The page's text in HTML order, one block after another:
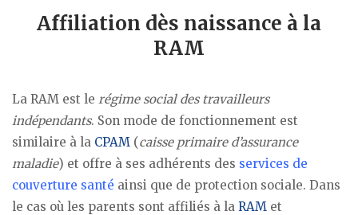
Affiliation dès naissance à la
RAM
La RAM est le régime social des travailleurs
indépendants. Son mode de fonctionnement est
similaire à la CPAM (caisse primaire d’assurance
maladie) et offre à ses adhérents des services de
couverture santé ainsi que de protection sociale. Dans
le cas où les parents sont affiliés à la RAM et